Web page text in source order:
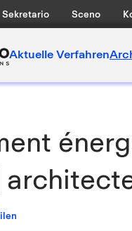
Sekretario Sceno
Aktuelle Verfahren